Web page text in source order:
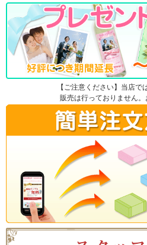
【ご注意ください】当店で
販売は行っておりません。